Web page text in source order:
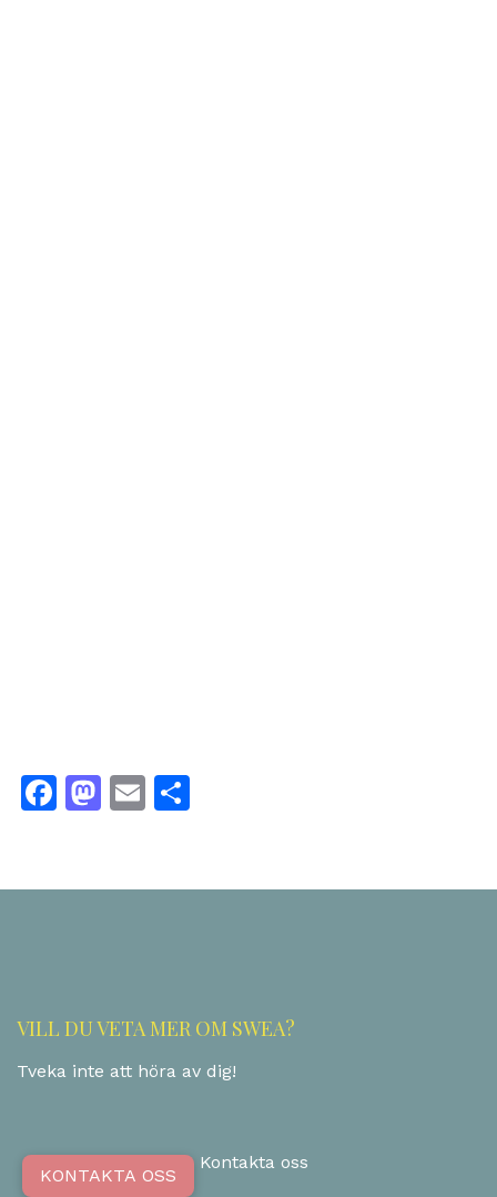
Facebook
Mastodon
Email
VILL DU VETA MER OM SWEA?
Tveka inte att höra av dig!
KONTAKTA OSS
Kontakta oss